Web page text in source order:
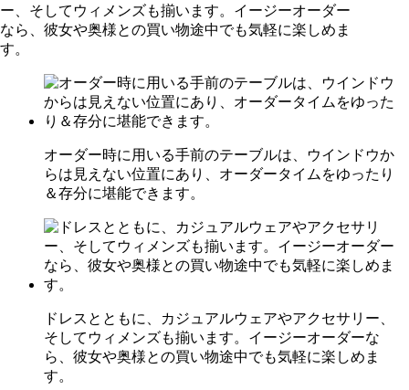
オーダー時に用いる手前のテーブルは、ウインドウか
らは見えない位置にあり、オーダータイムをゆったり
＆存分に堪能できます。
ドレスとともに、カジュアルウェアやアクセサリー、
そしてウィメンズも揃います。イージーオーダーな
ら、彼女や奥様との買い物途中でも気軽に楽しめま
す。